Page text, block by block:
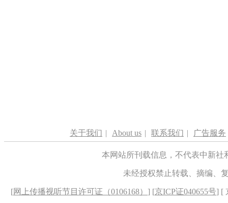
关于我们 | About us | 联系我们 | 广告服务
本网站所刊载信息，不代表中新
未经授权禁止转载、摘编、
[网上传播视听节目许可证（0106168） ] [京ICP证040655号] [